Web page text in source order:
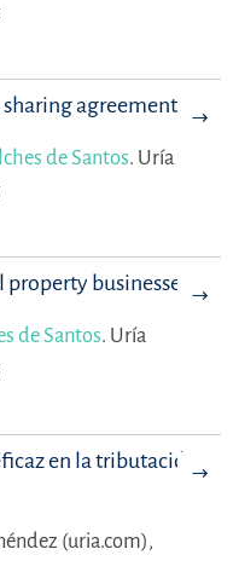
agreements
de Santos. Uría
businesses
de Santos. Uría
en la tributación
(uria.com),